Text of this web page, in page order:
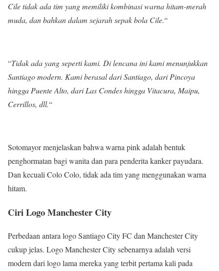
Cile tidak ada tim yang memiliki kombinasi warna hitam-merah
muda, dan bahkan dalam sejarah sepak bola Cile.“
“Tidak ada yang seperti kami. Di lencana ini kami menunjukkan
Santiago modern. Kami berasal dari Santiago, dari Pincoya
hingga Puente Alto, dari Las Condes hingga Vitacura, Maipu,
Cerrillos, dll.“
Sotomayor menjelaskan bahwa warna pink adalah bentuk
penghormatan bagi wanita dan para penderita kanker payudara.
Dan kecuali Colo Colo, tidak ada tim yang menggunakan warna
hitam.
Ciri Logo Manchester City
Perbedaan antara logo Santiago City FC dan Manchester City
cukup jelas. Logo Manchester City sebenarnya adalah versi
modern dari logo lama mereka yang terbit pertama kali pada